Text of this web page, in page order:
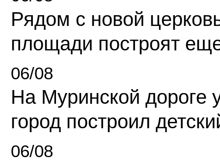
Рядом с новой
площади построят
06/08
На Муринской дороге
город построил
06/08